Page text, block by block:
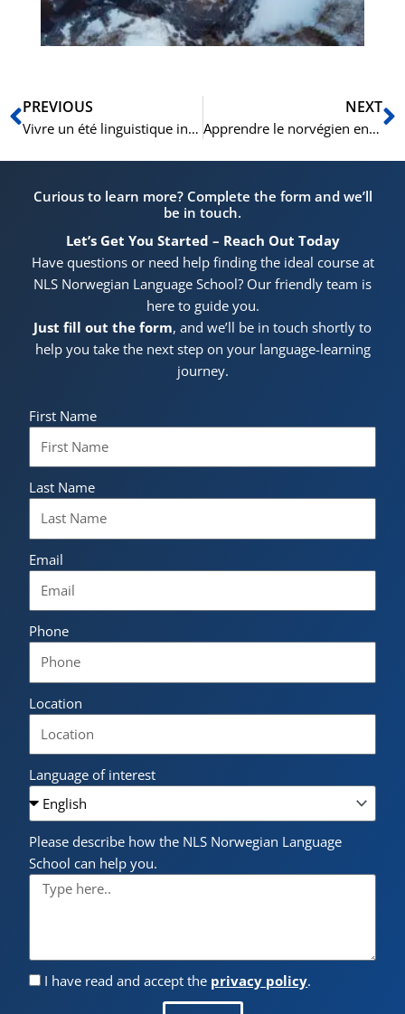
Précédent
PREVIOUS
Vivre un été linguistique inoubliable à Oslo : découvrir les cours intensifs de norvégien de la NLS Norwegian Language School
NEXT
Apprendre le norvégien en immersion à Oslo : Les cours d’été de la NLS Norwegian Language School, une opportunité à saisir” Lorsque l’on évoque la Norvège, beaucoup d’images surgissent : des paysages montagneux majestueux
Curious to learn more? Complete the form and we’ll
be in touch.
Let’s Get You Started – Reach Out Today
Have questions or need help finding the ideal course at
NLS Norwegian Language School? Our friendly team is
here to guide you.
Just fill out the form, and we’ll be in touch shortly to
help you take the next step on your language-learning
journey.
First Name
Last Name
Email
Phone
Location
Language of interest
Please describe how the NLS Norwegian Language
School can help you.
I have read and accept the privacy policy.